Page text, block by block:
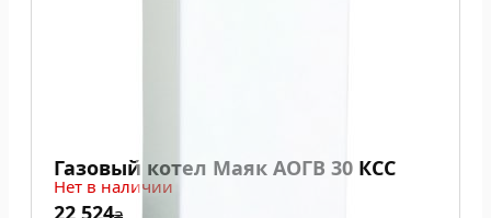
Газовый котел Маяк АОГВ 30 КСС
Нет в наличии
22 524